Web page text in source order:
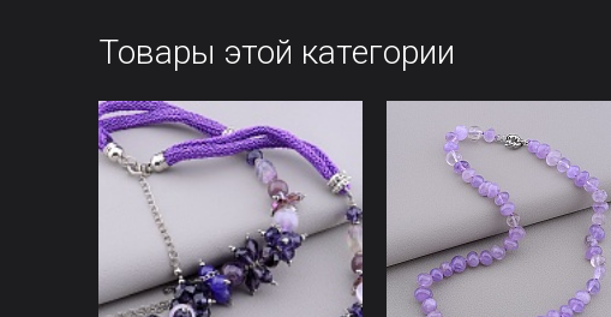
Товары этой категории